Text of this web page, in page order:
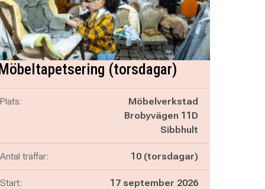
(torsdagar)
Plats:
Möbelverkstad
Brobyvägen 11D
Sibbhult
Antal träffar: 10 (torsdagar)
Start: 17 september 2026